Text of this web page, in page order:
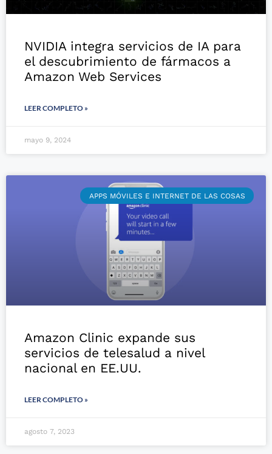
NVIDIA integra servicios de IA para
el descubrimiento de fármacos a
Amazon Web Services
LEER COMPLETO »
mayo 9, 2024
APPS MÓVILES E INTERNET DE LAS COSAS
Amazon Clinic expande sus
servicios de telesalud a nivel
nacional en EE.UU.
LEER COMPLETO »
agosto 7, 2023